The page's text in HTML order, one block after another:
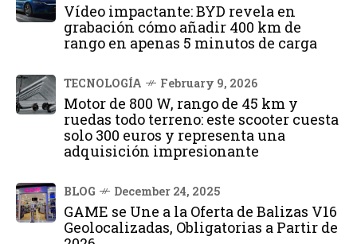
Vídeo impactante: BYD revela en
grabación cómo añadir 400 km de
rango en apenas 5 minutos de carga
TECNOLOGÍA February 9, 2026
Motor de 800 W, rango de 45 km y
ruedas todo terreno: este scooter cuesta
solo 300 euros y representa una
adquisición impresionante
BLOG December 24, 2025
GAME se Une a la Oferta de Balizas V16
Geolocalizadas, Obligatorias a Partir de